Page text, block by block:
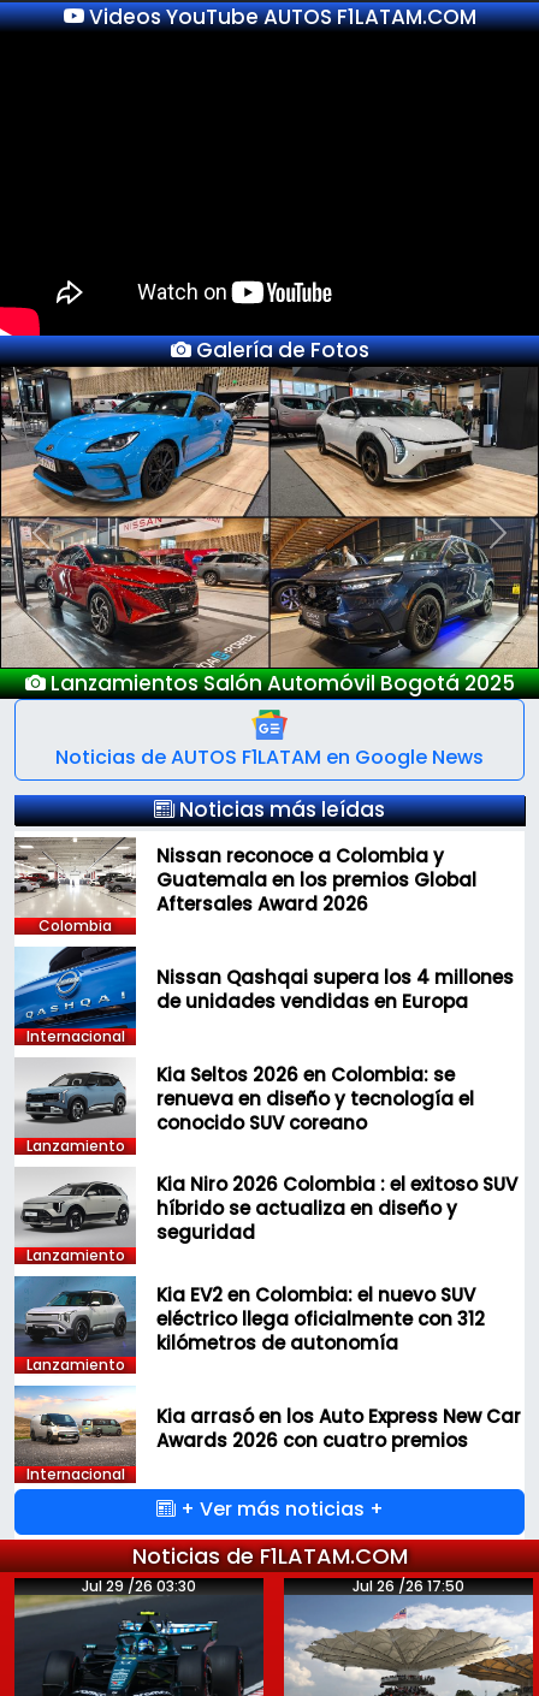
Videos YouTube AUTOS F1LATAM.COM
Galería de Fotos
Lanzamientos Salón Automóvil Bogotá 2025
Previous Next
Noticias de AUTOS F1LATAM en Google News
Noticias más leídas
Colombia
Nissan reconoce a Colombia y
Guatemala en los premios Global
Aftersales Award 2026
Internacional
Nissan Qashqai supera los 4 millones
de unidades vendidas en Europa
Lanzamiento
Kia Seltos 2026 en Colombia: se
renueva en diseño y tecnología el
conocido SUV coreano
Lanzamiento
Kia Niro 2026 Colombia : el exitoso SUV
híbrido se actualiza en diseño y
seguridad
Lanzamiento
Kia EV2 en Colombia: el nuevo SUV
eléctrico llega oficialmente con 312
kilómetros de autonomía
Internacional
Kia arrasó en los Auto Express New Car
Awards 2026 con cuatro premios
+ Ver más noticias +
Noticias de F1LATAM.COM
Jul 29 /26 03:30 Jul 26 /26 17:50